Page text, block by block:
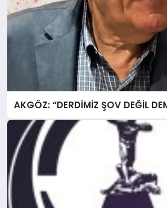
AKGÖZ: “DERDİMİZ ŞOV DEĞİL